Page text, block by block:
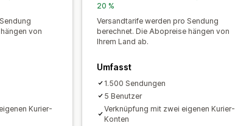
von
Kurier-
20 %
Versandtarife werden pro Sendung
berechnet. Die Abopreise hängen von
Ihrem Land ab.
Umfasst
1.500 Sendungen
5 Benutzer
Verknüpfung mit zwei eigenen Kurier-
Konten